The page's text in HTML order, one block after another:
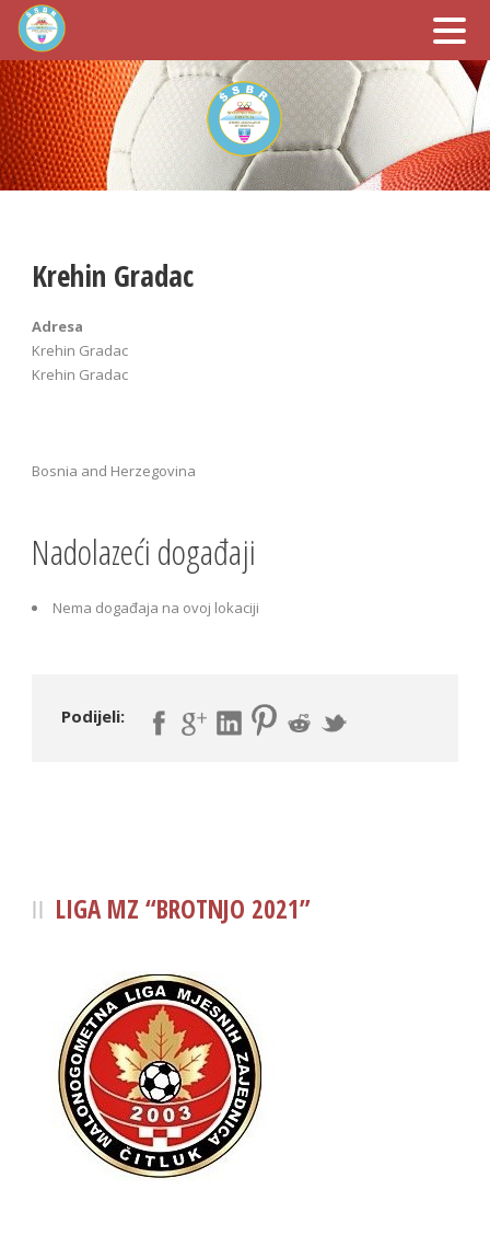
Krehin Gradac
Adresa
Krehin Gradac
Krehin Gradac
Bosnia and Herzegovina
Nadolazeći događaji
Nema događaja na ovoj lokaciji
Podijeli:
LIGA MZ “BROTNJO 2021”